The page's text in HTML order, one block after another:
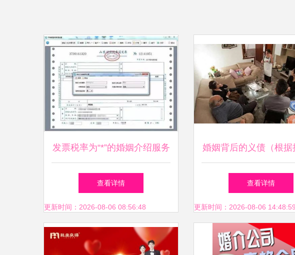
发票税率为“*”的婚姻介绍服务
是否合规？
查看详情
更新时间：2026-08-06 08:56:48
婚姻背后的义债（根据
编的完整叙事性文章
查看详情
更新时间：2026-08-06 14:48:59